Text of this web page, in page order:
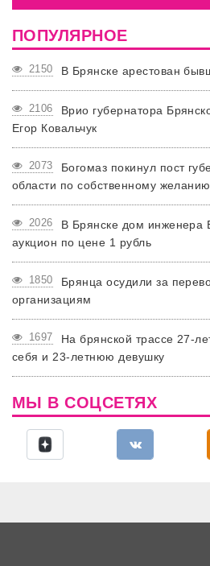
ПОПУЛЯРНОЕ
2150 В Брянске арестован
2106
Врио губернатора
Егор Ковальчук
2073
Богомаз покинул пост
области по собственному желанию
2026
В Брянске дом инженера
аукцион по цене 1 рубль
1850
Брянца осудили за
организациям
1697
На брянской трассе 27-
себя и 23-летнюю девушку
МЫ В СОЦСЕТЯХ